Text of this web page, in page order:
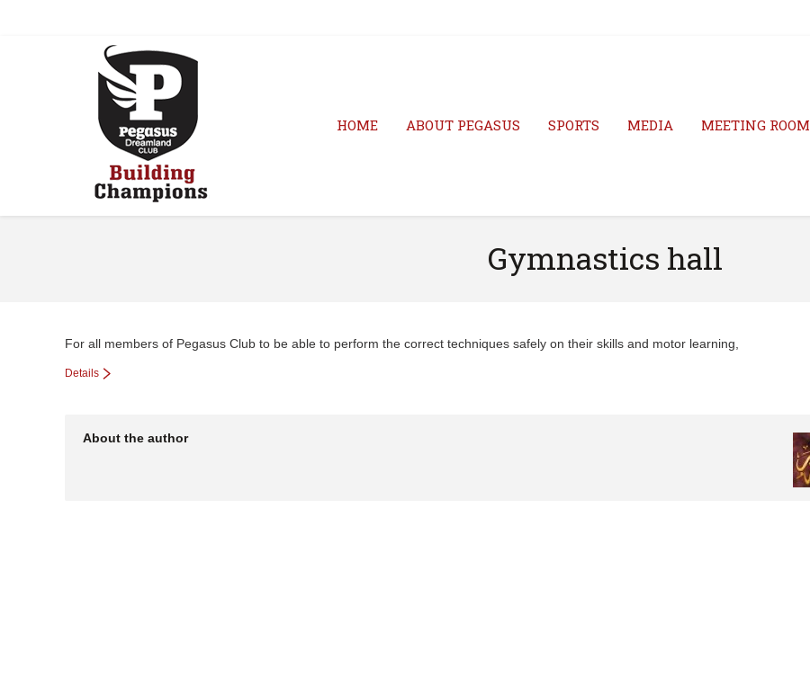
HOME ABOUT PEGASUS SPORTS MEDIA MEETING ROOM
Gymnastics hall
For all members of Pegasus Club to be able to perform the correct techniques safely­ on their skills and motor learning,
Details
About the author